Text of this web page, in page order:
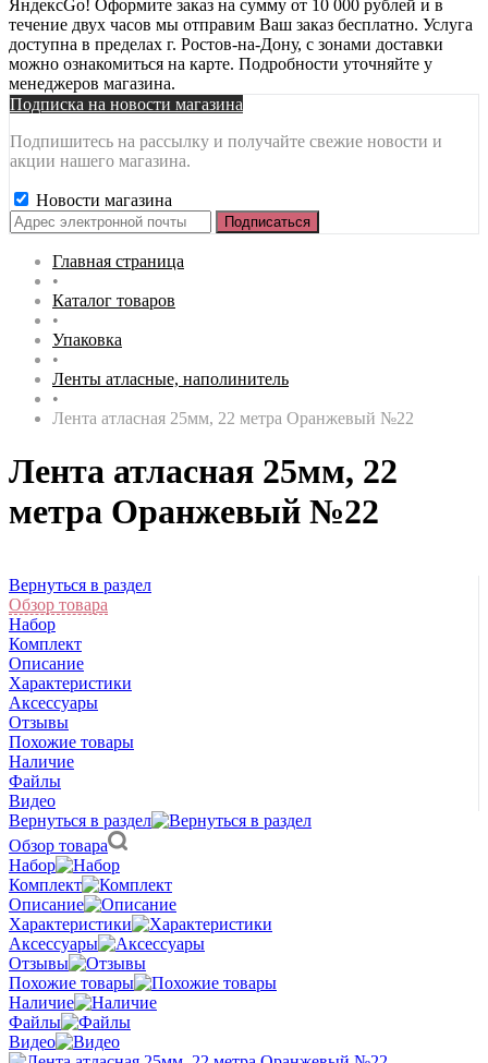
ЯндексGo! Оформите заказ на сумму от 10 000 рублей и в
течение двух часов мы отправим Ваш заказ бесплатно. Услуга
доступна в пределах г. Ростов-на-Дону, с зонами доставки
можно ознакомиться на карте. Подробности уточняйте у
менеджеров магазина.
Подписка на новости магазина
Подпишитесь на рассылку и получайте свежие новости и
акции нашего магазина.
Новости магазина
Главная страница
•
Каталог товаров
•
Упаковка
•
Ленты атласные, наполинитель
•
Лента атласная 25мм, 22 метра Оранжевый №22
Лента атласная 25мм, 22
метра Оранжевый №22
Вернуться в раздел
Обзор товара
Набор
Комплект
Описание
Характеристики
Аксессуары
Отзывы
Похожие товары
Наличие
Файлы
Видео
Вернуться в раздел
Обзор товара
Набор
Комплект
Описание
Характеристики
Аксессуары
Отзывы
Похожие товары
Наличие
Файлы
Видео